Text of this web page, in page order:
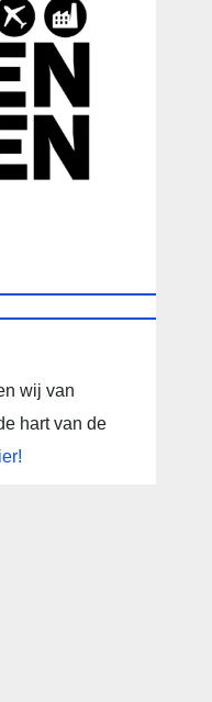
wij van
hart van de